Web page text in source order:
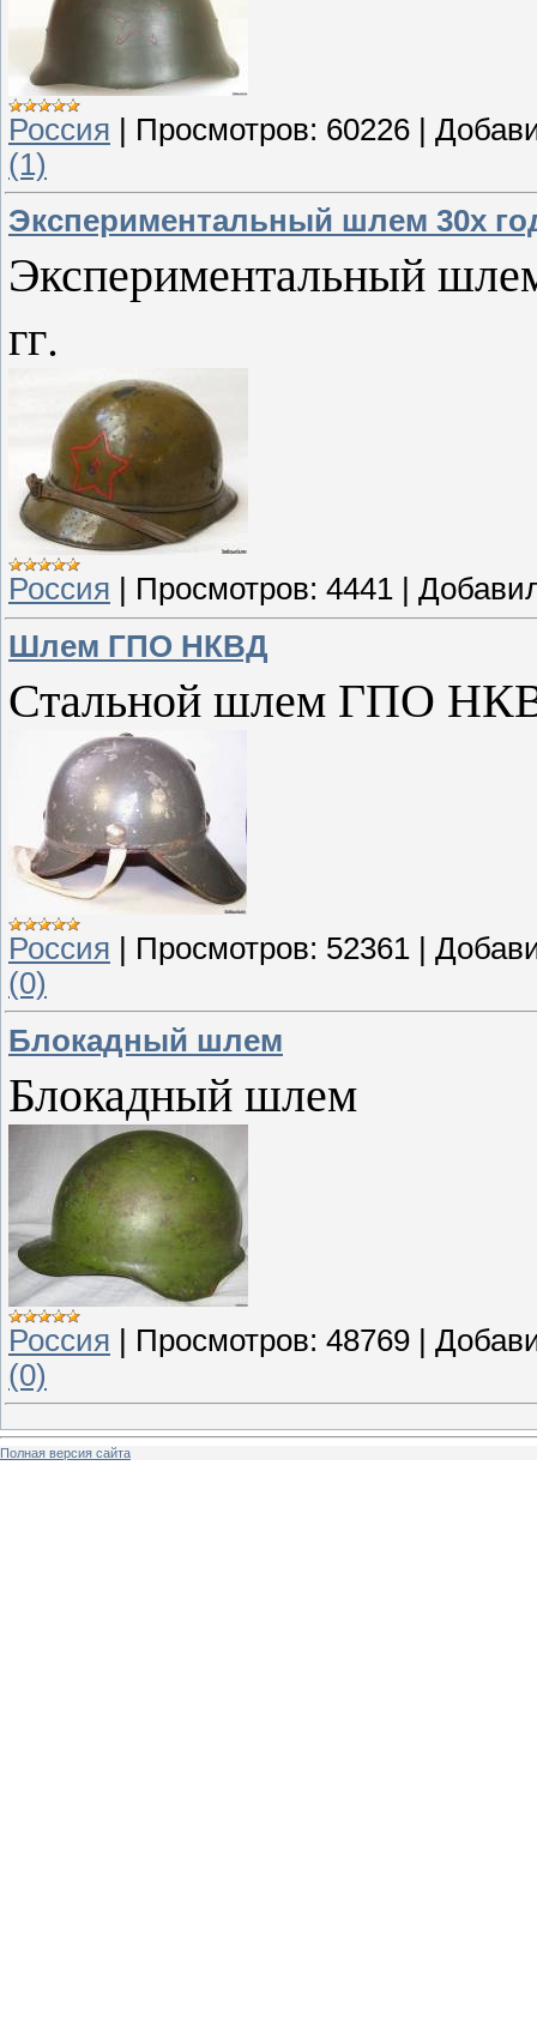
Россия | Просмотров: 60226 |
(1)
Экспериментальный шлем 30х
Экспериментальный
гг.
Россия Просмотров: 4441
Шлем ГПО НКВД
Стальной шлем ГПО
Россия Просмотров: 52361
(0)
Блокадный шлем
Блокадный шлем
Россия | Просмотров: 48769 |
(0)
Полная версия сайта